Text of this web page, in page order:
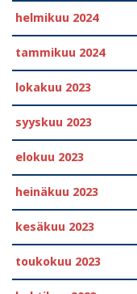
helmikuu 2024
tammikuu 2024
lokakuu 2023
syyskuu 2023
elokuu 2023
heinäkuu 2023
kesäkuu 2023
toukokuu 2023